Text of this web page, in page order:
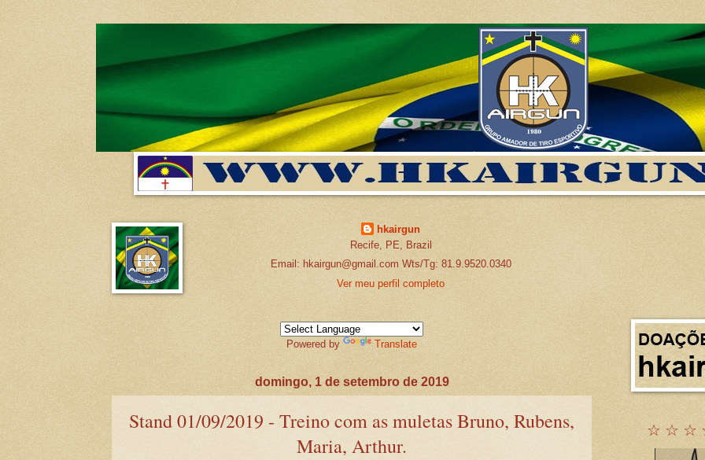
hkairgun
Recife, PE, Brazil
Email: hkairgun@gmail.com Wts/Tg: 81.9.9520.0340
Ver meu perfil completo
Powered by Translate
domingo, 1 de setembro de 2019
Stand 01/09/2019 - Treino com as muletas Bruno, Rubens,
Maria, Arthur.
☆ ☆ ☆